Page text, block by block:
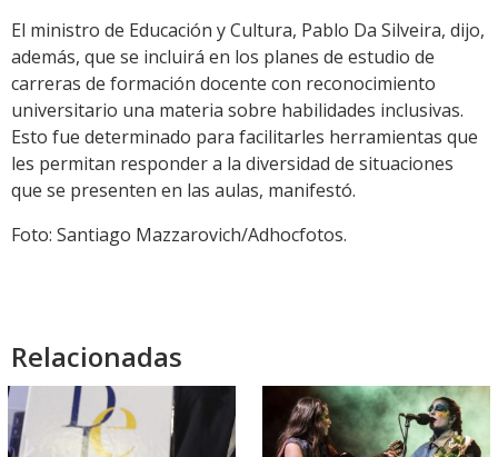
El ministro de Educación y Cultura, Pablo Da Silveira, dijo,
además, que se incluirá en los planes de estudio de
carreras de formación docente con reconocimiento
universitario una materia sobre habilidades inclusivas.
Esto fue determinado para facilitarles herramientas que
les permitan responder a la diversidad de situaciones
que se presenten en las aulas, manifestó.
Foto: Santiago Mazzarovich/Adhocfotos.
Relacionadas